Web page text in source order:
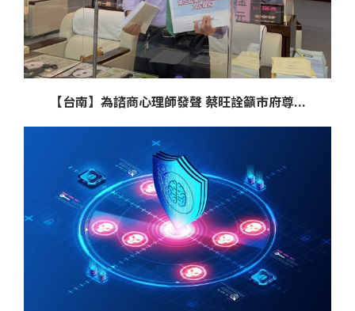
【台南】為諮商心理師發聲 蔡旺詮籲市府尊...